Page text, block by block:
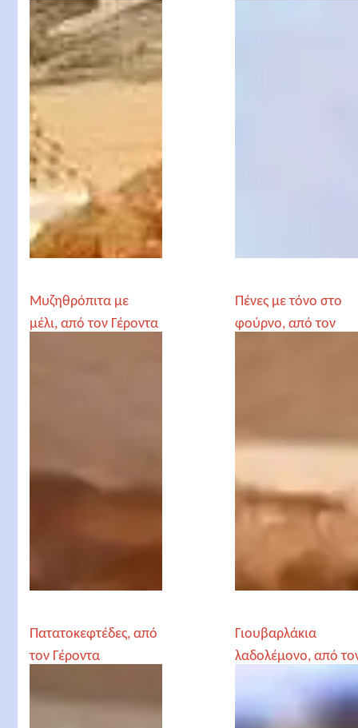
Μυζηθρόπιτα με
μέλι, από τον Γέροντα
Πένες με τόνο στο
φούρνο, από τον
Πατατοκεφτέδες, από
τον Γέροντα
Γιουβαρλάκια
λαδολέμονο, από
Γέροντα Παρθένιο